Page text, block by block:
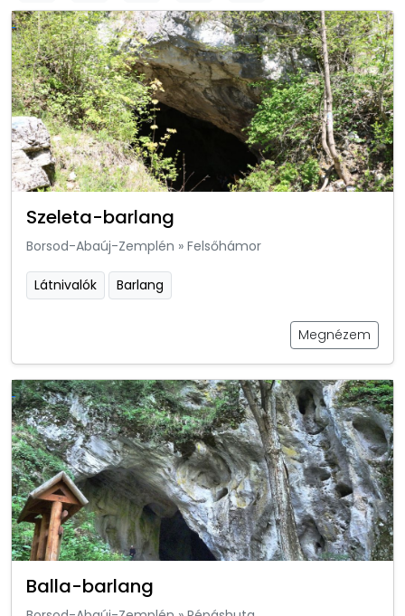
Szeleta-barlang
Borsod-Abaúj-Zemplén » Felsőhámor
Látnivalók Barlang
Megnézem
Balla-barlang